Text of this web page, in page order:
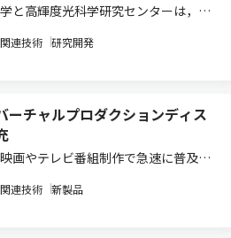
と高輝度光科学研究センターは，硬
IGZO）単結晶の電子状態を解析し，
欠陥がIn原子の周囲に偏って存在し
連技術 研究開発
ーチャルプロダクションディス
画やテレビ番組制作で急速に普及し
リーズ「Crystal（クリスタル）
カプリ）」を発売すると発表した
連技術 新製品